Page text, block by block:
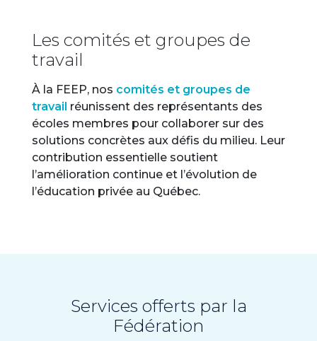
Les comités et groupes de
travail
À la FEEP, nos comités et groupes de
travail réunissent des représentants des
écoles membres pour collaborer sur des
solutions concrètes aux défis du milieu. Leur
contribution essentielle soutient
l’amélioration continue et l’évolution de
l’éducation privée au Québec.
Services offerts par la
Fédération